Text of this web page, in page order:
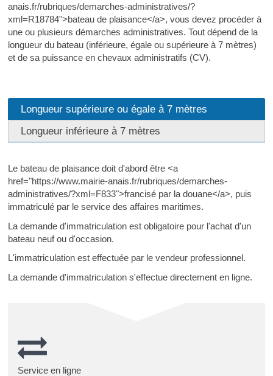
anais.fr/rubriques/demarches-administratives/?
xml=R18784">bateau de plaisance</a>, vous devez procéder à
une ou plusieurs démarches administratives. Tout dépend de la
longueur du bateau (inférieure, égale ou supérieure à 7 mètres)
et de sa puissance en chevaux administratifs (CV).
Longueur supérieure ou égale à 7 mètres
Longueur inférieure à 7 mètres
Le bateau de plaisance doit d'abord être <a
href="https://www.mairie-anais.fr/rubriques/demarches-
administratives/?xml=F833">francisé par la douane</a>, puis
immatriculé par le service des affaires maritimes.
La demande d'immatriculation est obligatoire pour l'achat d'un
bateau neuf ou d'occasion.
L'immatriculation est effectuée par le vendeur professionnel.
La demande d'immatriculation s'effectue directement en ligne.
Service en ligne